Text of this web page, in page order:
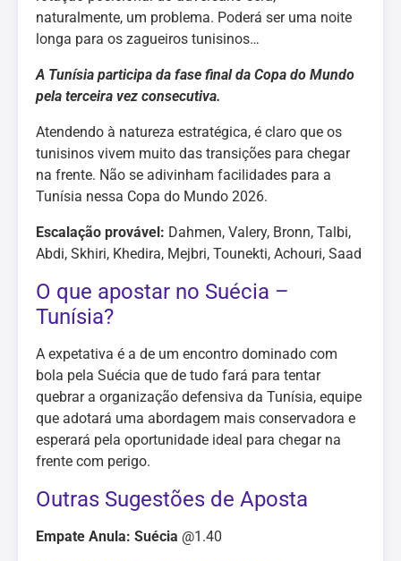
naturalmente, um problema. Poderá ser uma noite
longa para os zagueiros tunisinos…
A Tunísia participa da fase final da Copa do Mundo
pela terceira vez consecutiva.
Atendendo à natureza estratégica, é claro que os
tunisinos vivem muito das transições para chegar
na frente. Não se adivinham facilidades para a
Tunísia nessa Copa do Mundo 2026.
Escalação provável: Dahmen, Valery, Bronn, Talbi,
Abdi, Skhiri, Khedira, Mejbri, Tounekti, Achouri, Saad
O que apostar no Suécia –
Tunísia?
A expetativa é a de um encontro dominado com
bola pela Suécia que de tudo fará para tentar
quebrar a organização defensiva da Tunísia, equipe
que adotará uma abordagem mais conservadora e
esperará pela oportunidade ideal para chegar na
frente com perigo.
Outras Sugestões de Aposta
Empate Anula: Suécia @1.40